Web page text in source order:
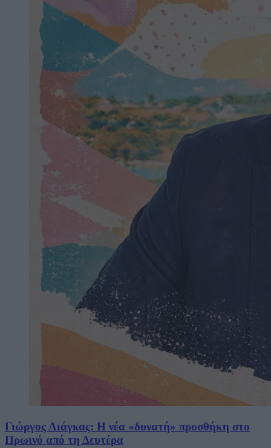
Γιώργος Λιάγκας: Η νέα «δυνατή» προσθήκη στο
Πρωινό από τη Δευτέρα